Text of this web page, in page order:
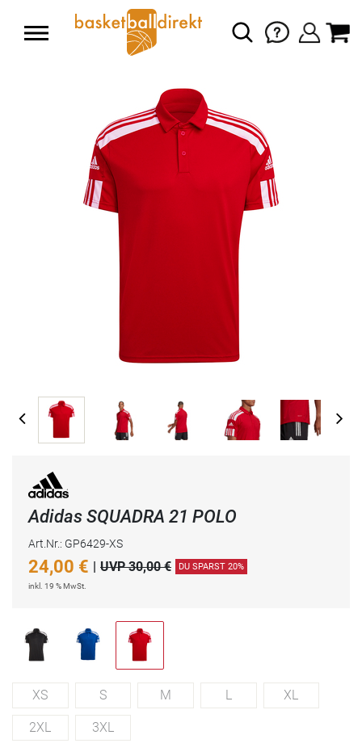
Adidas SQUADRA 21 POLO
Art.Nr.: GP6429-XS
24,00 € | UVP 30,00 € DU SPARST 20%
inkl. 19 % MwSt.
XS S M L XL
2XL 3XL